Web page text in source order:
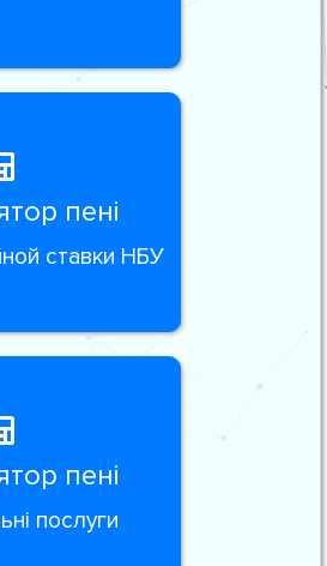
пені
ставки НБУ
пені
послуги